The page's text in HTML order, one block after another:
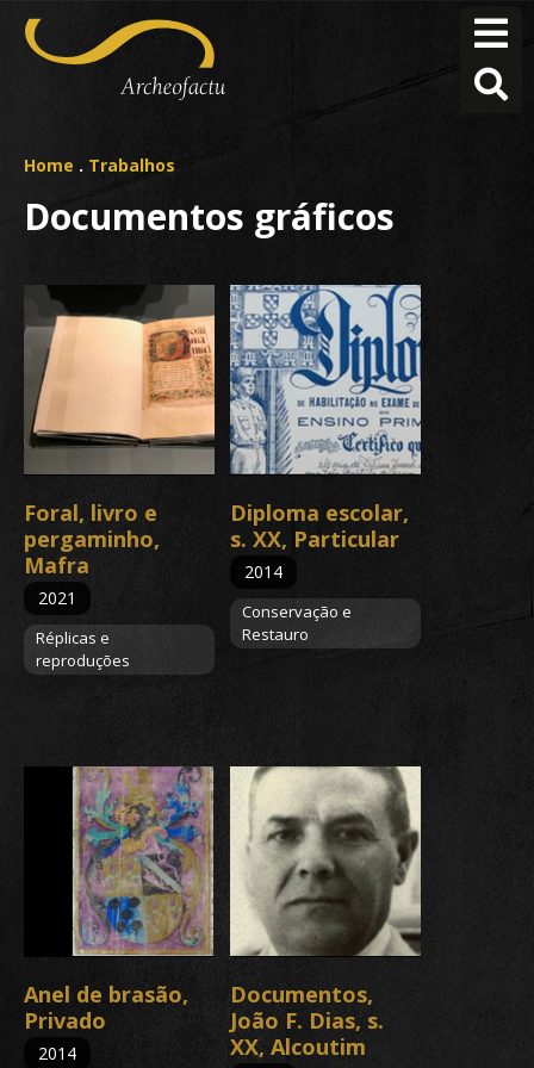
Home . Trabalhos
Documentos gráficos
Foral, livro e
pergaminho,
Mafra
2021
Réplicas e
reproduções
Diploma escolar,
s. XX, Particular
2014
Conservação e
Restauro
Anel de brasão,
Privado
2014
Documentos,
João F. Dias, s.
XX, Alcoutim